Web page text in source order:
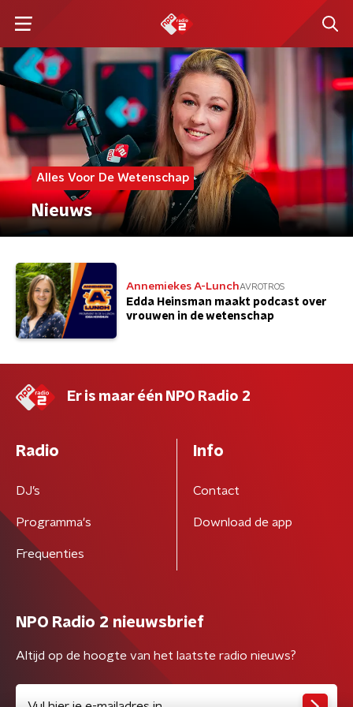
Alles Voor De Wetenschap
Nieuws
Annemiekes A-LunchAVROTROS
Edda Heinsman maakt podcast over
vrouwen in de wetenschap
Er is maar één NPO Radio 2
Radio
DJ’s
Programma's
Frequenties
Info
Contact
Download de app
NPO Radio 2 nieuwsbrief
Altijd op de hoogte van het laatste radio nieuws?